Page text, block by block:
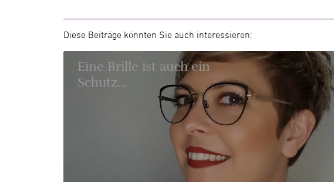
Diese Beiträge könnten Sie auch interessieren:
Eine Brille ist auch ein
Schutz…